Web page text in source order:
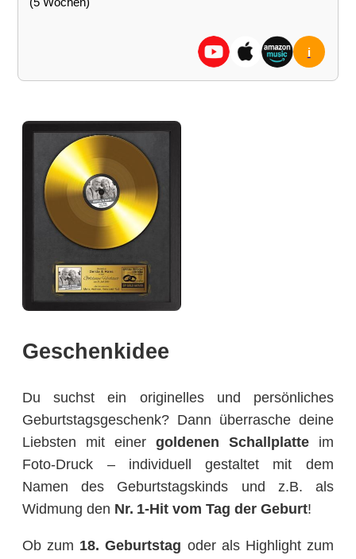
i
Geschenkidee
Du suchst ein originelles und persönliches
Geburtstagsgeschenk? Dann überrasche deine
Liebsten mit einer goldenen Schallplatteim
Foto-Druck – individuell gestaltet mit dem
Namen des Geburtstagskinds und z.B. als
Widmung den Nr. 1-Hit vom Tag der Geburt!
Ob zum 18. Geburtstag oder als Highlight zum